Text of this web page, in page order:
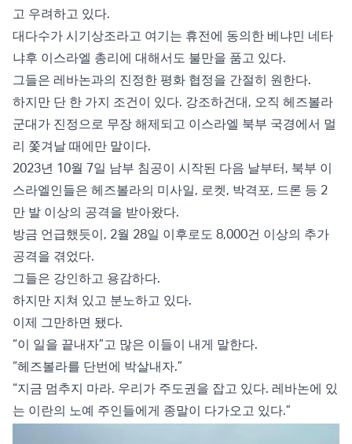
고 우려하고 있다.
대다수가 시기상조라고 여기는 휴전에 동의한 베냐민 네타
냐후 이스라엘 총리에 대해서도 불만을 품고 있다.
그들은 레바논과의 진정한 평화 협정을 간절히 원한다.
하지만 단 한 가지 조건이 있다. 강조하건대, 오직 헤즈볼라
군대가 진정으로 무장 해제되고 이스라엘 북부 국경에서 멀
리 쫓겨날 때에만 말이다.
2023년 10월 7일 남부 침공이 시작된 다음 날부터, 북부 이
스라엘인들은 헤즈볼라의 미사일, 로켓, 박격포, 드론 등 2
만 발 이상의 공격을 받아왔다.
방금 언급했듯이, 2월 28일 이후로도 8,000건 이상의 추가
공격을 겪었다.
그들은 강인하고 용감하다.
하지만 지쳐 있고 분노하고 있다.
이제 그만하면 됐다.
“이 일을 끝내자”고 많은 이들이 내게 말한다.
“헤즈볼라를 단번에 박살내자.”
“지금 멈추지 마라. 우리가 주도권을 잡고 있다. 레바논에 있
는 이란의 노예 주인들에게 종말이 다가오고 있다.”